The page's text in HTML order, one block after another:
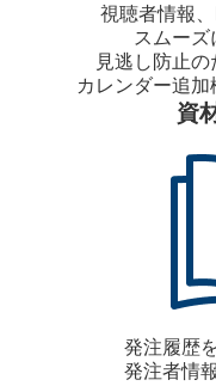
視聴者情報
スムーズ
見逃し防止の
カレンダー追加
資
発注履歴
発注者情